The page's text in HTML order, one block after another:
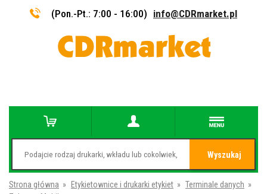
(Pon.-Pt.: 7:00 - 16:00) info@CDRmarket.pl
Wyszukaj
Strona główna » Etykietownice i drukarki etykiet » Terminale danych »